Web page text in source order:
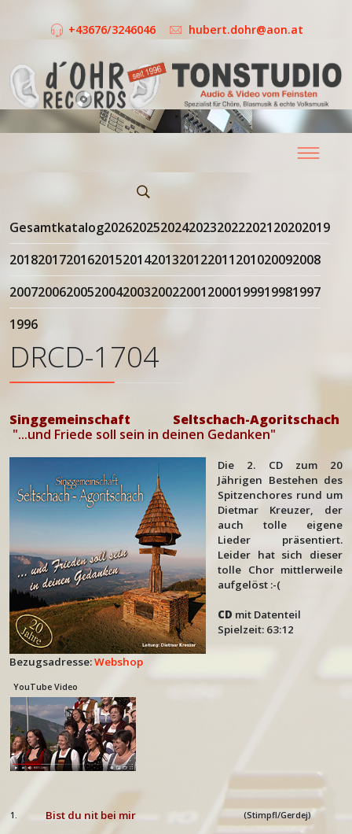
+43676/3246046 hubert.dohr@aon.at
Gesamtkatalog20262025202420232022202120202019
20182017201620152014201320122011201020092008
20072006200520042003200220012000199919981997
1996
DRCD-1704
Singgemeinschaft Seltschach-Agoritschach
"...und Friede soll sein in deinen Gedanken"
Die 2. CD zum 20
Jährigen Bestehen des
Spitzenchores rund um
Dietmar Kreuzer, der
auch tolle eigene
Lieder präsentiert.
Leider hat sich dieser
tolle Chor mittlerweile
aufgelöst :-(
CD mit Datenteil
Spielzeit: 63:12
Bezugsadresse:Webshop
YouTube Video
1. Bist du nit bei mir (Stimpfl/Gerdej)